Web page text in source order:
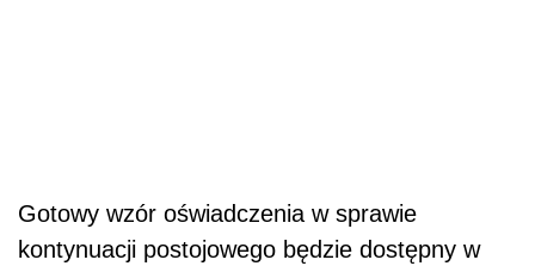
Gotowy wzór oświadczenia w sprawie
kontynuacji postojowego będzie dostępny w